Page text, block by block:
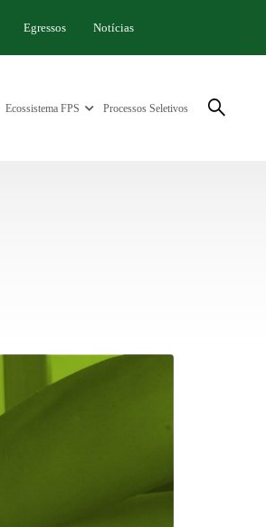
Egressos Notícias
Ecossistema FPS Processos Seletivos